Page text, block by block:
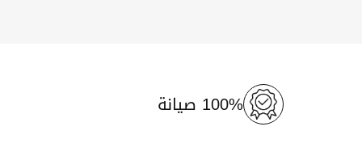
100% صيانة